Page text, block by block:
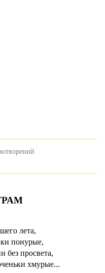
лета,
понурые,
без просвета,
хмурые...